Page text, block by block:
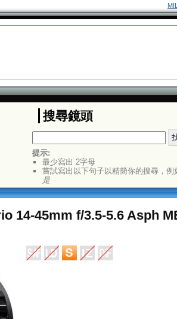
搜尋鏡頭
提示:
最少寫出 2字母
嘗試寫出以下句子以精簡你的搜尋，例
是
14-45mm f/3.5-5.6 Asph